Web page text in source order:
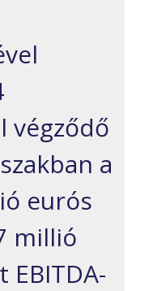
végződő
a
eurós
millió